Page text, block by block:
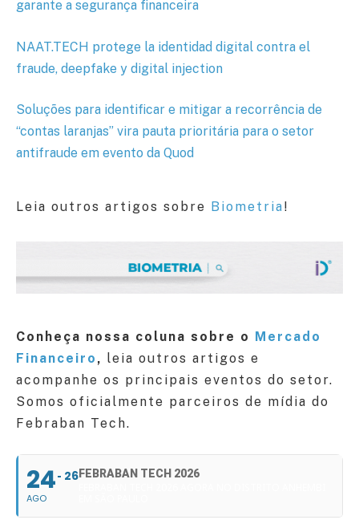
garante a segurança financeira
NAAT.TECH protege la identidad digital contra el
fraude, deepfake y digital injection
Soluções para identificar e mitigar a recorrência de
“contas laranjas” vira pauta prioritária para o setor
antifraude em evento da Quod
Leia outros artigos sobre Biometria!
Conheça nossa coluna sobre o Mercado
Financeiro , leia outros artigos e
acompanhe os principais eventos do setor.
Somos oficialmente parceiros de mídia do
Febraban Tech.
24
AGO
26FEBRABAN TECH 2026